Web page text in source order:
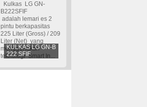
KULKAS LG GN-B
222 SFIF
Kulkas LG GN-
B222SFIF
adalah lemari es 2
pintu berkapasitas
225 Liter (Gross) / 209
Liter (Net) yang
menggunakan
teknologi Smart In...